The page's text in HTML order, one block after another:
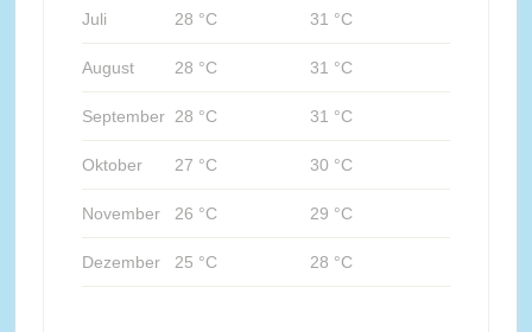
Juli 28 °C 31 °C
August 28 °C 31 °C
September 28 °C 31 °C
Oktober 27 °C 30 °C
November 26 °C 29 °C
Dezember 25 °C 28 °C